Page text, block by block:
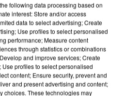
LA DZ MAFIA
following data processing based on
interest: Store and/or access
data to select advertising; Create
Use profiles to select personalised
performance; Measure content
through statistics or combinations
and improve services; Create
profiles to select personalised
content; Ensure security, prevent and
and present advertising and content;
choices. These technologies may